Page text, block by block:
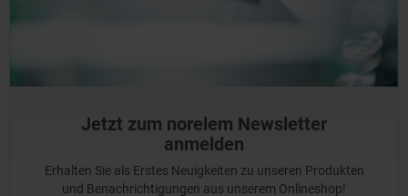
Jetzt zum norelem Newsletter
anmelden
Erhalten Sie als Erstes Neuigkeiten zu unseren Produkten
und Benachrichtigungen aus unserem Onlineshop!